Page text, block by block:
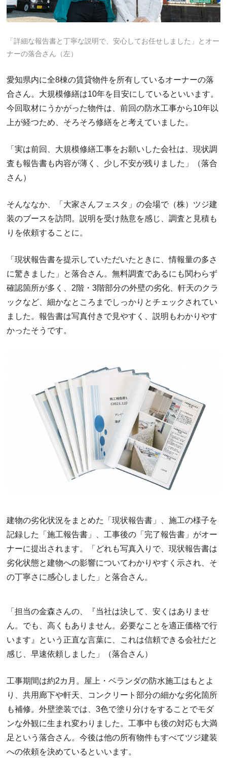
「詳細な報告書と丁寧な説明で、安心してお任せしました」とオー
ナーの落合さん（左）
愛知県内に全8棟の賃貸物件を所有しているオーナーの落
合さん。大規模修繕は10年を目安にしているといいます。
今回取材にうかがった物件は、前回の防水工事から10年以
上が経つため、そろそろ修繕をと考えていました。
「実は前回、大規模修繕工事をお願いした会社は、現状調
査も報告書も内容が薄く、少し不安が残りました」（落合
さん）
そんななか、「大家さんフェスタ」の会場で（株）ツジ建
装のブースを訪問。説明を受け熱意を感じ、調査と見積も
りを依頼することに。
「現状報告書を提示していただいたときに、情報量の多さ
に驚きました」と落合さん。無料調査であるにも関わらず
確認箇所が多く、2階・3階部分の外壁の劣化、軒天のクラ
ックなど、細かなところまでしっかりとチェックされてい
ました。報告書は写真付きで見やすく、説明もわかりやす
かったそうです。
建物の劣化状況をまとめた「現状報告書」、施工の様子を
記録した「施工報告書」、工事後の「完了報告書」がオー
ナーに提出されます。「どれも写真入りで、現状報告書は
劣化状態と建物への影響についてわかりやすく示され、そ
の丁寧さに感心しました」と落合さん。
「担当の金森さんの、『当社は決して、安くはありませ
ん。でも、高くもありません。必要なことを適正価格で行
います』という正直な言葉に、これは信頼できる会社だと
感じ、早速依頼しました」（落合さん）
工事期間は約2カ月。屋上・ベランダの防水施工はもとよ
り、共用廊下や軒天、コンクリート部分の細かな劣化箇所
も補修。外壁塗装では、3色で塗り分けをすることでモダ
ンな外観に生まれ変わりました。工事中も後の対応も大満
足という落合さん。今後は他の所有物件もすべてツジ建装
への依頼を決めているといいます。